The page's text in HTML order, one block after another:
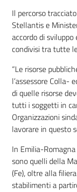
Il percorso
Stellantis e
accordo di
condivisi tra tutte
“Le risorse
l’assessore Colla-
di quelle risorse
tutti i soggetti in
Organizzazioni
lavorare in questo
In Emilia-
sono quelli della
(Fe), oltre alla
stabilimenti a